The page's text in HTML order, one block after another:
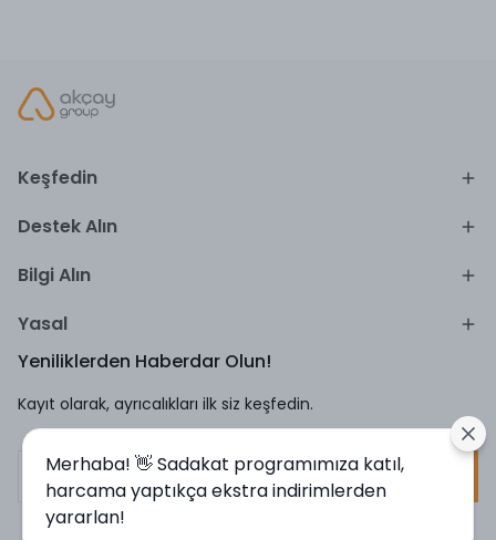
Keşfedin
Destek Alın
Bilgi Alın
Yasal
Yeniliklerden Haberdar Olun!
Kayıt olarak, ayrıcalıkları ilk siz keşfedin.
Merhaba! 👋 Sadakat programımıza katıl,
harcama yaptıkça ekstra indirimlerden
yararlan!